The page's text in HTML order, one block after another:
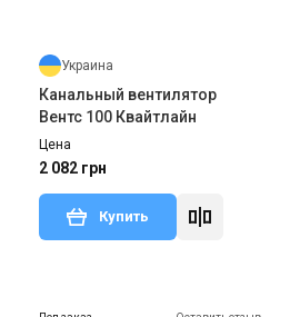
Украина
Канальный вентилятор
Вентс 100 Квайтлайн
Цена
2 082 грн
Купить